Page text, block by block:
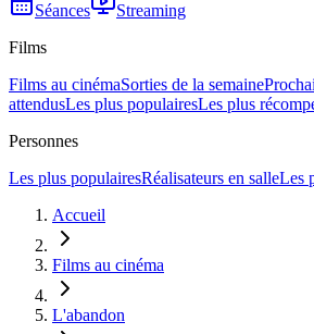
Séances
Streaming
Films
Films au cinémaSorties de la semaine
attendusLes plus populairesLes plus
Personnes
Les plus populairesRéalisateurs en salleLes
Accueil
Films au cinéma
L'abandon